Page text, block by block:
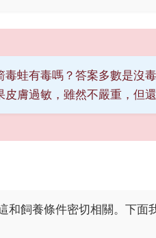
蛙有毒嗎？答案多數是沒
膚過敏，雖然不嚴重，但還
和飼養條件密切相關。下